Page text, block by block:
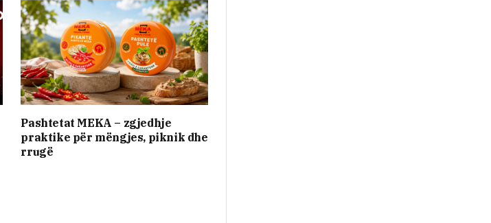
Pashtetat MEKA – zgjedhje
praktike për mëngjes, piknik dhe
rrugë